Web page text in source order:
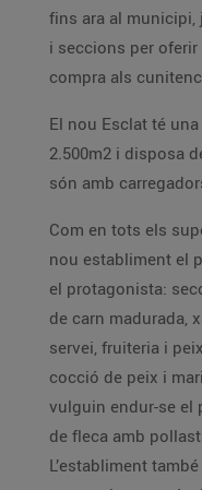
fins ara al municipi,
i seccions per
compra als
El nou Esclat té
2.500m2 i disposa
són amb
Com en tots els
nou establiment el
el protagonista:
de carn madurada,
servei, fruiteria i
cocció de peix i
vulguin endur-se el
de fleca amb
L’establiment